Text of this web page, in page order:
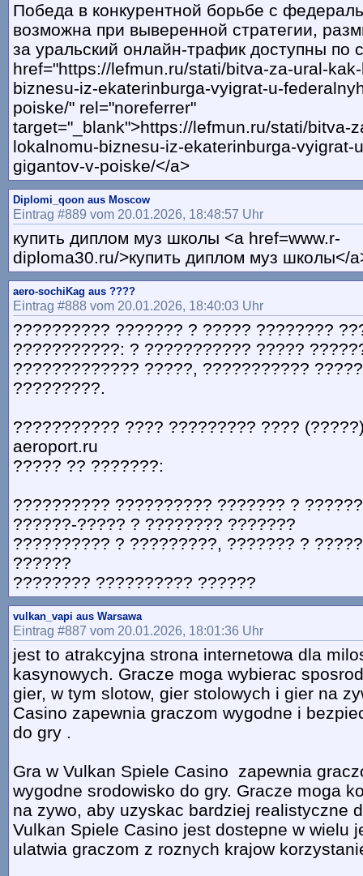
Победа в конкурентной борьбе с
возможна при выверенной стратегии,
за уральский онлайн-трафик доступны по
href="https://lefmun.ru/stati/bitva-za-ural-
biznesu-iz-ekaterinburga-vyigrat-u-
poiske/" rel="noreferrer"
target="_blank">https://lefmun.ru/stati/bitva-
lokalnomu-biznesu-iz-ekaterinburga-vyigrat-
gigantov-v-poiske/</a>
Diplomi_qoon aus Moscow
Eintrag #889 vom 20.01.2026, 18:48:57 Uhr
купить диплом муз школы <a href=www.r-
diploma30.ru/>купить диплом муз школы</
aero-sochiKag aus ????
Eintrag #888 vom 20.01.2026, 18:40:03 Uhr
?????????? ??????? ? ????? ????????
???????????: ? ??????????? ?????
????????????? ?????, ???????????
?????????.
??????????? ???? ????????? ????
aeroport.ru
????? ?? ???????:
?????????? ?????????? ??????? ?
??????-????? ? ???????? ???????
?????????? ? ?????????, ??????? ?
??????
???????? ?????????? ??????
vulkan_vapi aus Warsawa
Eintrag #887 vom 20.01.2026, 18:01:36 Uhr
jest to atrakcyjna strona internetowa dla
kasynowych. Gracze moga wybierac
gier, w tym slotow, gier stolowych i gier na
Casino zapewnia graczom wygodne i
do gry .
Gra w Vulkan Spiele Casino zapewnia
wygodne srodowisko do gry. Gracze moga
na zywo, aby uzyskac bardziej realistyczne
Vulkan Spiele Casino jest dostepne w wielu
ulatwia graczom z roznych krajow